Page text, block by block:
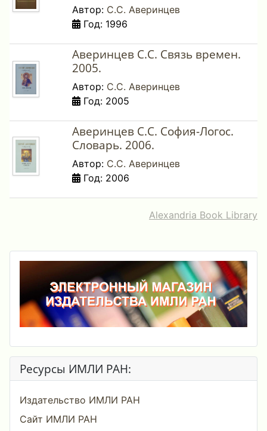
Автор: С.С. Аверинцев
Год: 1996
Аверинцев С.С. Связь времен.
2005.
Автор: С.С. Аверинцев
Год: 2005
Аверинцев С.С. София-Логос.
Словарь. 2006.
Автор: С.С. Аверинцев
Год: 2006
Alexandria Book Library
Ресурсы ИМЛИ РАН:
Издательство ИМЛИ РАН
Сайт ИМЛИ РАН